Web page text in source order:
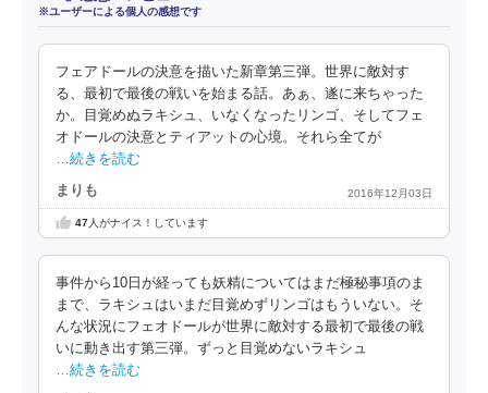
※ユーザーによる個人の感想です
フェアドールの決意を描いた新章第三弾。世界に敵対す
る、最初で最後の戦いを始まる話。あぁ、遂に来ちゃった
か。目覚めぬラキシュ、いなくなったリンゴ、そしてフェ
オドールの決意とティアットの心境。それら全てが
…続きを読む
まりも 2016年12月03日
47人がナイス！しています
事件から10日が経っても妖精についてはまだ極秘事項のま
まで、ラキシュはいまだ目覚めずリンゴはもういない。そ
んな状況にフェオドールが世界に敵対する最初で最後の戦
いに動き出す第三弾。ずっと目覚めないラキシュ
…続きを読む